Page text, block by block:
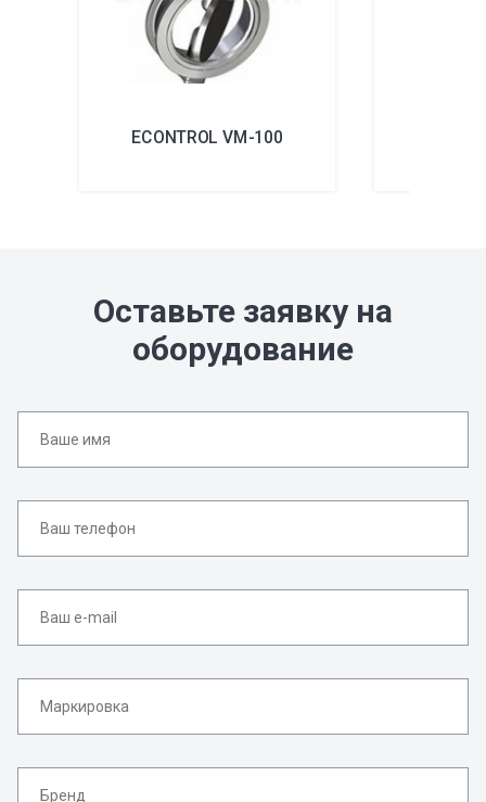
ECONTROL VM-100
Оставьте заявку на
оборудование